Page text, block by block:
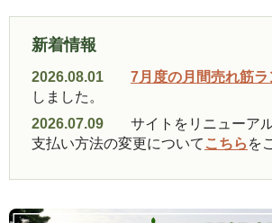
新着情報
2026.08.01 7月度の月間売れ筋ラ
しました。
2026.07.09
サイトをリニューア
支払い方法の変更について こちら を